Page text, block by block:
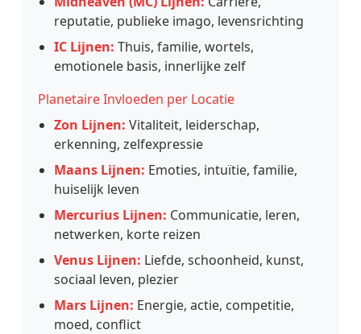
reputatie, publieke imago, levensrichting
IC Lijnen: Thuis, familie, wortels,
emotionele basis, innerlijke zelf
Planetaire Invloeden per Locatie
Zon Lijnen: Vitaliteit, leiderschap,
erkenning, zelfexpressie
Maans Lijnen: Emoties, intuïtie, familie,
huiselijk leven
Mercurius Lijnen: Communicatie, leren,
netwerken, korte reizen
Venus Lijnen: Liefde, schoonheid, kunst,
sociaal leven, plezier
Mars Lijnen: Energie, actie, competitie,
moed, conflict